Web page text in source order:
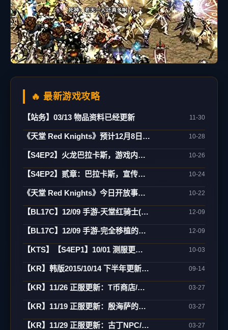
🔥 最新游戏攻略
【站务】03/13 物品资料已经更新 11-30
《天堂 Red Knights》预计12月8日正式上市！ 10-28
【S4EP2】火龙巴拉卡斯，游戏内实际影片 10-26
【S4EP2】贰章：巴拉卡斯，宣传CG动画 10-24
《天堂 Red Knights》今日开放事前登录 27日将於韩国举办大规模发表会 10-22
【BL17C】12/09 手游-天堂红骑士(Project RK) 12-09
【BL17C】12/09 手游-完全移植的天堂行动版(Project L) 12-09
【KTS】【S4EP1】10/01 测服更新：亚丁大陆/怪物图监/连击/活动闹钟/遗忘之岛 10-03
【KR】韩版2015/10/14 下半年更新内容预告 09-14
【KR】11/26 正服更新：T币商店/万能药制作/傲塔调整/活动 03-27
【KR】11/19 正服更新：殷海萨的祝福/地狱废止/制作介面相关 03-27
【KR】11/29 正服更新：古丁NPC/死亡骑士/活动 03-27